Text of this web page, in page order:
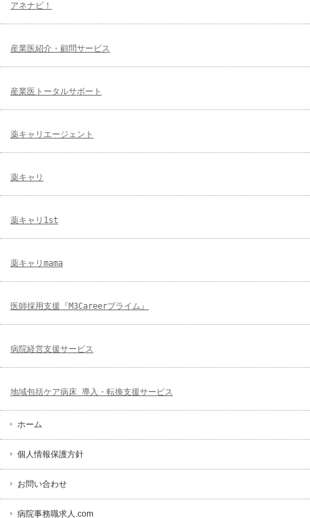
アネナビ！
産業医紹介・顧問サービス
産業医トータルサポート
薬キャリエージェント
薬キャリ
薬キャリ1st
薬キャリmama
医師採用支援『M3Careerプライム』
病院経営支援サービス
地域包括ケア病床 導入・転換支援サービス
ホーム
個人情報保護方針
お問い合わせ
病院事務職求人.com